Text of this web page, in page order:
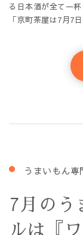
る日本酒が全て一
「京町茶屋は7月7
うまいもん専
7月のう
ルは『